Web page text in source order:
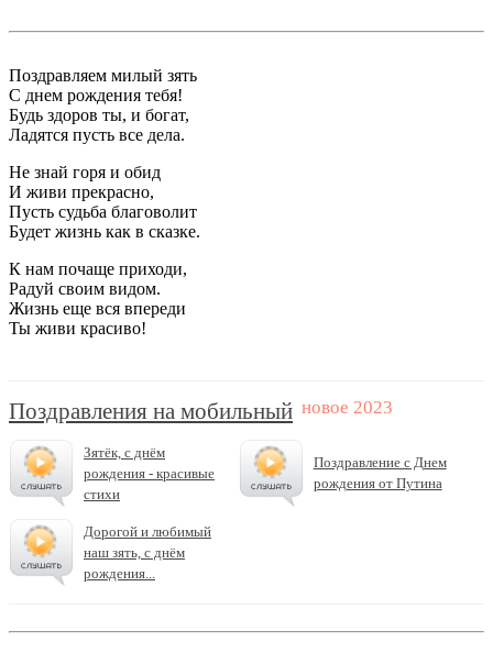
Поздравляем милый зять
С днем рождения тебя!
Будь здоров ты, и богат,
Ладятся пусть все дела.
Не знай горя и обид
И живи прекрасно,
Пусть судьба благоволит
Будет жизнь как в сказке.
К нам почаще приходи,
Радуй своим видом.
Жизнь еще вся впереди
Ты живи красиво!
Поздравления на мобильный
Зятёк, с днём
рождения - красивые
стихи
Поздравление с Днем
рождения от Путина
Дорогой и любимый
наш зять, с днём
рождения...